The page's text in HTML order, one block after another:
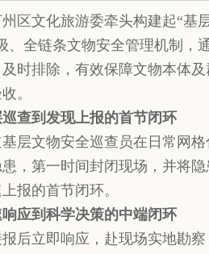
区文化旅游委牵头构建起“基
、全链条文物安全管理机制，
时排除，有效保障文物本体
。
查到发现上报的首节闭环
基层文物安全巡查员在日常网
，第一时间封闭现场，并将
报的首节闭环。
应到科学决策的中端闭环
报后立即响应，赴现场实地勘